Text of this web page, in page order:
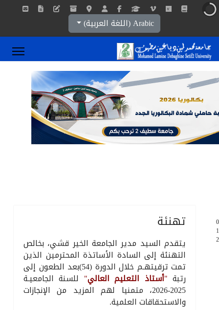
اختر لغتك
Arabic (اللغة العربية)
0
1
2
تهنئة
يتقدم السيد مدير الجامعة الخير قشي، بخالص
التهنئة إلى السادة الأساتذة المحترمين الذين
تمت ترقيتهـم خلال الدورة (54)بعد الطعون إلى
رتبة "أستاذ التعليم العالي" للسنة الجامعيـة
2025-2026، متمنيا لهم المزيد من الإنجازات
والاستحقاقات العلمية.